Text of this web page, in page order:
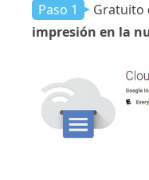
Paso 1 Gratuito
impresión en la